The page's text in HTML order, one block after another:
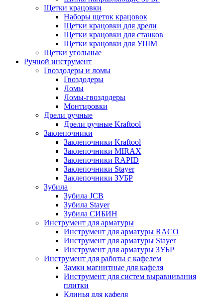
Щетки крацовки
Наборы щеток крацовок
Щетки крацовки для дрели
Щетки крацовки для станков
Щетки крацовки для УШМ
Щетки угольные
Ручной инструмент
Гвоздодеры и ломы
Гвоздодеры
Ломы
Ломы-гвоздодеры
Монтировки
Дрели ручные
Дрели ручные Kraftool
Заклепочники
Заклепочники Kraftool
Заклепочники MIRAX
Заклепочники RAPID
Заклепочники Stayer
Заклепочники ЗУБР
Зубила
Зубила JCB
Зубила Stayer
Зубила СИБИН
Инструмент для арматуры
Инструмент для арматуры RACO
Инструмент для арматуры Stayer
Инструмент для арматуры ЗУБР
Инструмент для работы с кафелем
Замки магнитные для кафеля
Инструмент для систем выравнивания
плитки
Клинья для кафеля